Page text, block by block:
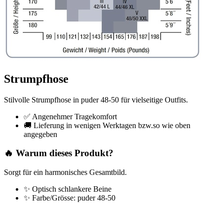
Strumpfhose
Stilvolle Strumpfhose in puder 48-50 für vielseitige Outfits.
✅ Angenehmer Tragekomfort
🚚 Lieferung in wenigen Werktagen bzw.so wie oben
angegeben
🔥 Warum dieses Produkt?
Sorgt für ein harmonisches Gesamtbild.
✨ Optisch schlankere Beine
✨ Farbe/Grösse: puder 48-50